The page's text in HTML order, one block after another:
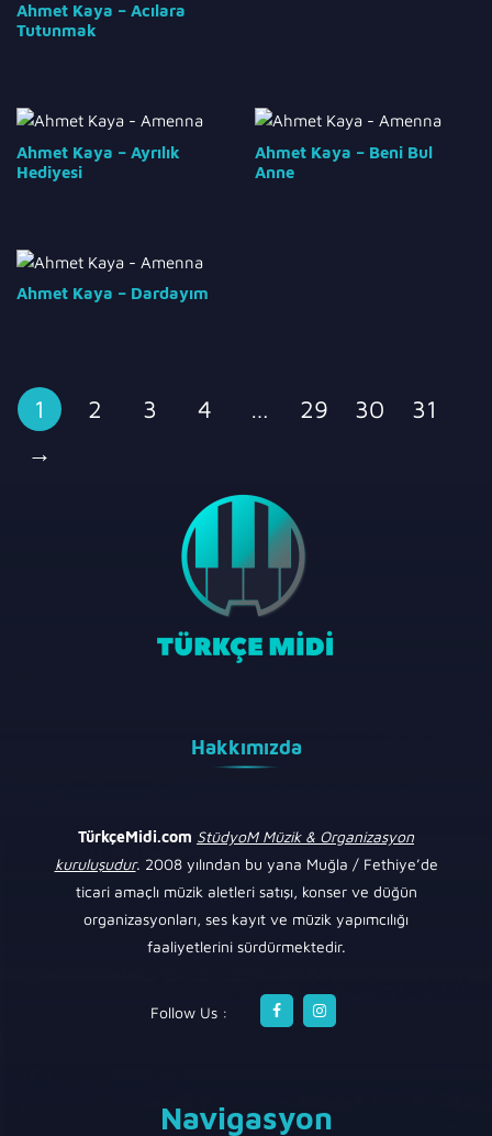
Ahmet Kaya – Acılara
Tutunmak
Ahmet Kaya – Ayrılık
Hediyesi
Ahmet Kaya – Beni Bul
Anne
Ahmet Kaya – Dardayım
1 2 3 4 … 29 30
31
→
Hakkımızda
TürkçeMidi.com StüdyoM Müzik & Organizasyon
kuruluşudur. 2008 yılından bu yana Muğla / Fethiye’de
ticari amaçlı müzik aletleri satışı, konser ve düğün
organizasyonları, ses kayıt ve müzik yapımcılığı
faaliyetlerini sürdürmektedir.
Follow Us :
Navigasyon